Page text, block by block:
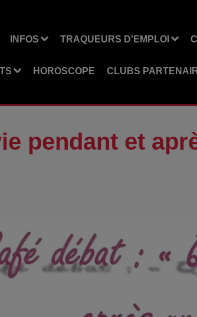
INFOS TRAQUEURS D'EMPLOI
HOROSCOPE CLUBS
pendant et